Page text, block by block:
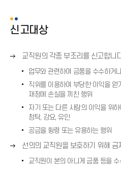
신고대상
오
화
표
→
교직원의 각종 부조리를 신고합니
업무와 관련하여 금품을 수수하거
직위를 이용하여 부당한 이익을
재정에 손실을 끼친 행위
자기 또는 다른 사람의 이익을 위
청탁, 강요, 유인
공금을 횡령 또는 유용하는 행위
오
선의의 교직원을 보호하기 위해
교직원이 본의 아니게 금품 등을